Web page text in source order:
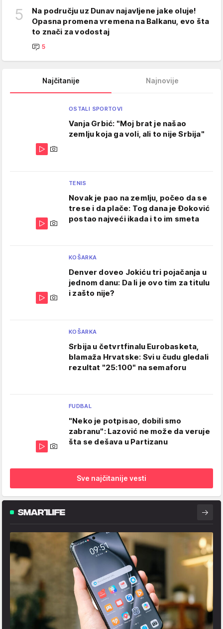
5
Na području uz Dunav najavljene jake oluje!
Opasna promena vremena na Balkanu, evo šta
to znači za vodostaj
5
Najčitanije Najnovije
OSTALI SPORTOVI
Vanja Grbić: "Moj brat je našao
zemlju koja ga voli, ali to nije Srbija"
TENIS
Novak je pao na zemlju, počeo da se
trese i da plače: Tog dana je Đoković
postao najveći ikada i to im smeta
KOŠARKA
Denver doveo Jokiću tri pojačanja u
jednom danu: Da li je ovo tim za titulu
i zašto nije?
KOŠARKA
Srbija u četvrtfinalu Eurobasketa,
blamaža Hrvatske: Svi u čudu gledali
rezultat "25:100" na semaforu
FUDBAL
"Neko je potpisao, dobili smo
zabranu": Lazović ne može da veruje
šta se dešava u Partizanu
Sve najčitanije vesti